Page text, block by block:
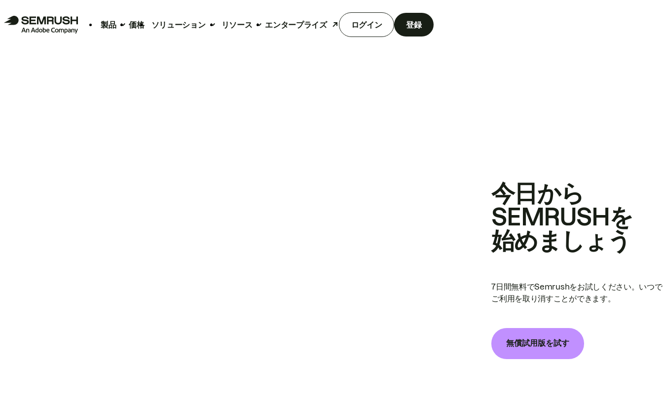
製品 価格 ソリューション リソース エンタープライズ ログイン 登録
今日から
SEMRUSHを
始めましょう
7日間無料でSemrushをお試しください。いつ
ご利用を取り消すことができます。
無償試用版を試す